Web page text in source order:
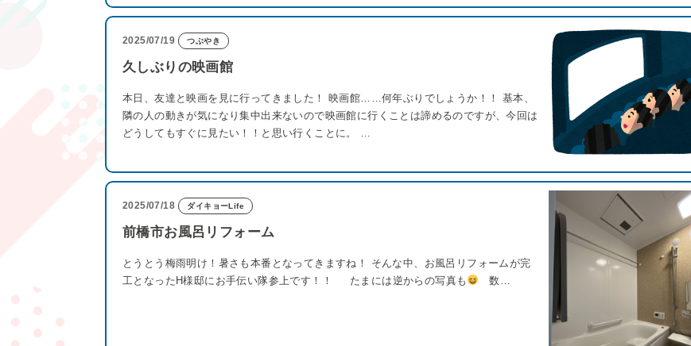
2025/07/19 つぶやき
久しぶりの映画館
本日、友達と映画を見に行ってきました！ 映画館……何年ぶりでしょうか！！ 基本、
隣の人の動きが気になり集中出来ないので映画館に行くことは諦めるのですが、今回は
どうしてもすぐに見たい！！と思い行くことに。 …
2025/07/18 ダイキョーLife
前橋市お風呂リフォーム
とうとう梅雨明け！暑さも本番となってきますね！ そんな中、お風呂リフォームが完
工となったH様邸にお手伝い隊参上です！！ たまには逆からの写真も
数…